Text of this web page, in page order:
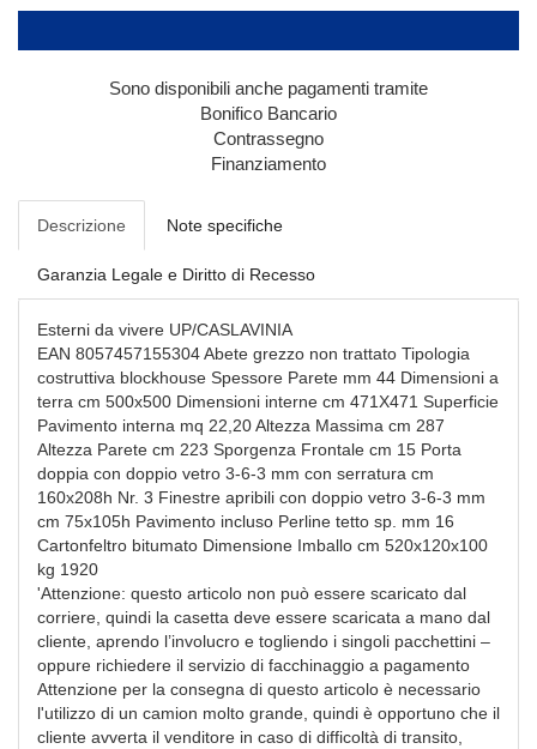
Sono disponibili anche pagamenti tramite
Bonifico Bancario
Contrassegno
Finanziamento
Descrizione Note specifiche
Garanzia Legale e Diritto di Recesso
Esterni da vivere UP/CASLAVINIA
EAN 8057457155304 Abete grezzo non trattato Tipologia
costruttiva blockhouse Spessore Parete mm 44 Dimensioni a
terra cm 500x500 Dimensioni interne cm 471X471 Superficie
Pavimento interna mq 22,20 Altezza Massima cm 287
Altezza Parete cm 223 Sporgenza Frontale cm 15 Porta
doppia con doppio vetro 3-6-3 mm con serratura cm
160x208h Nr. 3 Finestre apribili con doppio vetro 3-6-3 mm
cm 75x105h Pavimento incluso Perline tetto sp. mm 16
Cartonfeltro bitumato Dimensione Imballo cm 520x120x100
kg 1920
'Attenzione: questo articolo non può essere scaricato dal
corriere, quindi la casetta deve essere scaricata a mano dal
cliente, aprendo l’involucro e togliendo i singoli pacchettini –
oppure richiedere il servizio di facchinaggio a pagamento
Attenzione per la consegna di questo articolo è necessario
l'utilizzo di un camion molto grande, quindi è opportuno che il
cliente avverta il venditore in caso di difficoltà di transito,